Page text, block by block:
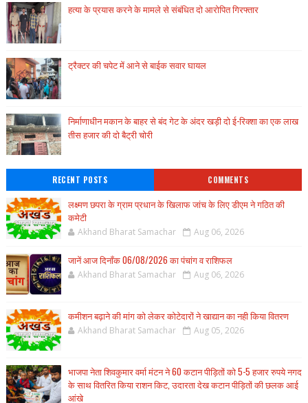
हत्या के प्रयास करने के मामले से संबंधित दो आरोपित गिरफ्तार
ट्रैक्टर की चपेट में आने से बाईक सवार घायल
निर्माणाधीन मकान के बाहर से बंद गेट के अंदर खड़ी दो ई-रिक्शा का एक लाख
तीस हजार की दो बैट्री चोरी
RECENT POSTS COMMENTS
लक्ष्मण छपरा के ग्राम प्रधान के खिलाफ जांच के लिए डीएम ने गठित की
कमेटी
Akhand Bharat Samachar Aug 06, 2026
जानें आज दिनाँक 06/08/2026 का पंचांग व राशिफल
Akhand Bharat Samachar Aug 06, 2026
कमीशन बढ़ाने की मांग को लेकर कोटेदारों ने खाद्यान का नही किया वितरण
Akhand Bharat Samachar Aug 05, 2026
भाजपा नेता शिवकुमार वर्मा मंटन ने 60 कटान पीड़ितों को 5-5 हजार रुपये नगद
के साथ वितरित किया राशन किट, उदारता देख कटान पीड़ितों की छलक आई
आंखे